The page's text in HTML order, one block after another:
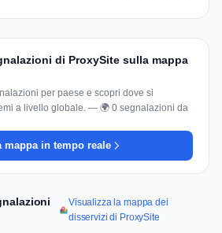
di ProxySite sulla mappa
per paese e scopri dove si
a livello globale. — 🌍 0 segnalazioni da
mappa in tempo reale
Visualizza la mappa dei
disservizi di ProxySite